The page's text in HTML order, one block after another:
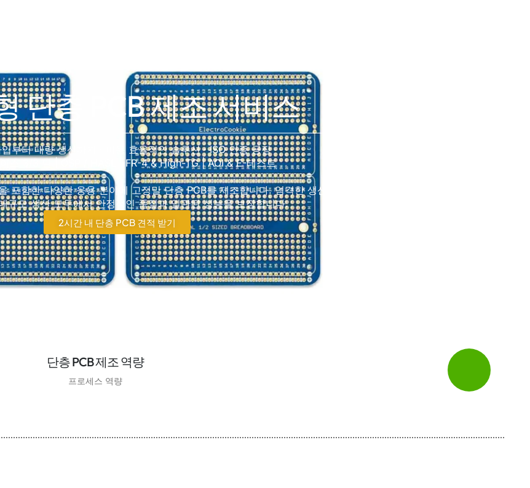
단층 PCB 제조 서비스
부터 대량 생산까지 · 비용 효율적인 솔루션 · ISO 인증 공장
이스 3/3 밀 | OSP / HASL | FR-4 & High-TG | AOI & E-테스트
포함한 다양한 응용 분야에 고정밀 단층 PCB를 제조합니다. 엄격한 생산 기준은 프로
규모 생산 모두에서 안정적인 품질과 일관된 성능을 보장합니다.
2시간 내 단층 PCB 견적 받기
단층 PCB 제조 역량
프로세스 역량